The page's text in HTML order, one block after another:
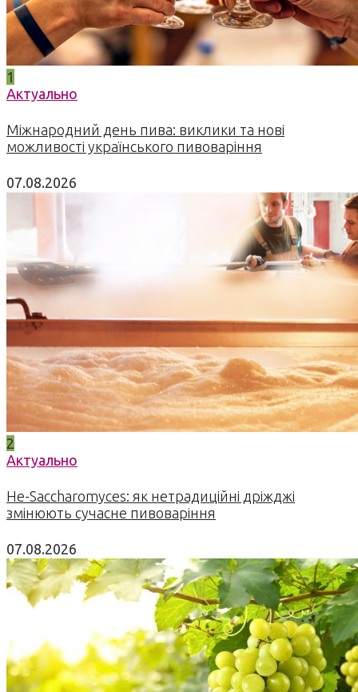
1
Актуально
Міжнародний день пива: виклики та нові
можливості українського пивоваріння
07.08.2026
2
Актуально
Не-Saccharomyces: як нетрадиційні дріжджі
змінюють сучасне пивоваріння
07.08.2026